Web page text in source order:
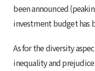
been announced
investment budget has
As for the diversity
inequality and